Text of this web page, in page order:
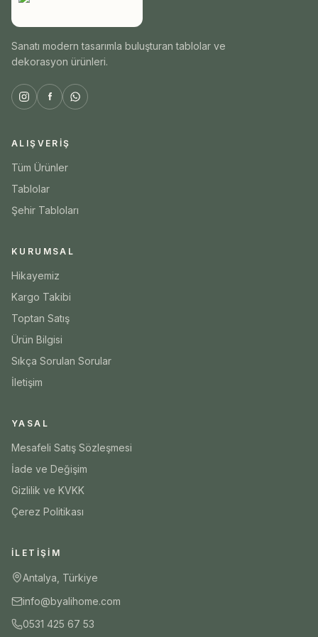
Sanatı modern tasarımla buluşturan tablolar ve
dekorasyon ürünleri.
ALIŞVERIŞ
Tüm Ürünler
Tablolar
Şehir Tabloları
KURUMSAL
Hikayemiz
Kargo Takibi
Toptan Satış
Ürün Bilgisi
Sıkça Sorulan Sorular
İletişim
YASAL
Mesafeli Satış Sözleşmesi
İade ve Değişim
Gizlilik ve KVKK
Çerez Politikası
İLETIŞIM
Antalya, Türkiye
info@byalihome.com
0531 425 67 53